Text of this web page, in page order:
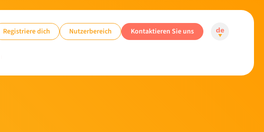
Registriere dich Nutzerbereich Kontaktieren Sie uns de